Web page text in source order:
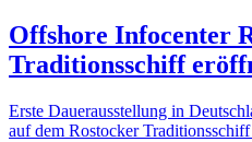
Offshore Infocenter
Traditionsschiff
Erste Dauerausstellung in
auf dem Rostocker